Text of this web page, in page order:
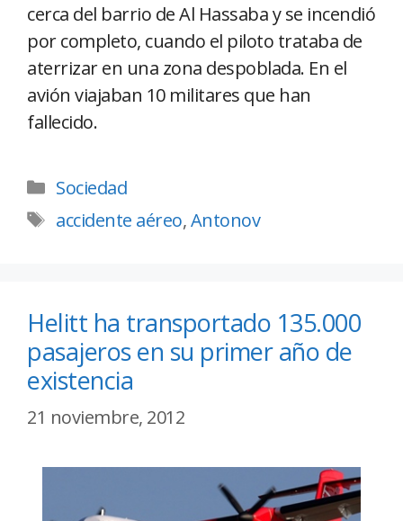
cerca del barrio de Al Hassaba y se incendió
por completo, cuando el piloto trataba de
aterrizar en una zona despoblada. En el
avión viajaban 10 militares que han
fallecido.
Sociedad
accidente aéreo,Antonov
Helitt ha transportado 135.000
pasajeros en su primer año de
existencia
21 noviembre, 2012